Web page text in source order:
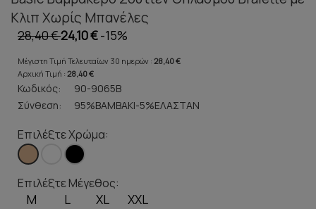
Κλιπ Χωρίς Μπανέλες
28,40 €24,10 €-15%
Μέγιστη Τιμή Τελευταίων 30 ημερών : 28,40 €
Αρχική Τιμή : 28,40 €
Κωδικός:
90-9065B
Σύνθεση:
95%ΒΑΜΒΑΚΙ-5%ΕΛΑΣΤΑΝ
Επιλέξτε Χρώμα:
Επιλέξτε Μέγεθος:
M L XL XXL